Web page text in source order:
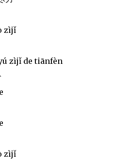
zìjǐ
zìjǐ de tiānfèn
zìjǐ